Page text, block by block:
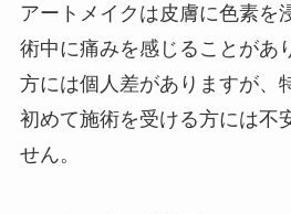
アートメイクは皮膚に色素を
術中に痛みを感じることがあ
方には個人差がありますが、
初めて施術を受ける方には不
せん。